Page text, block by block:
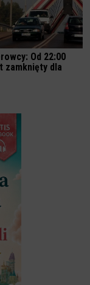
Od 22:00
zamknięty dla